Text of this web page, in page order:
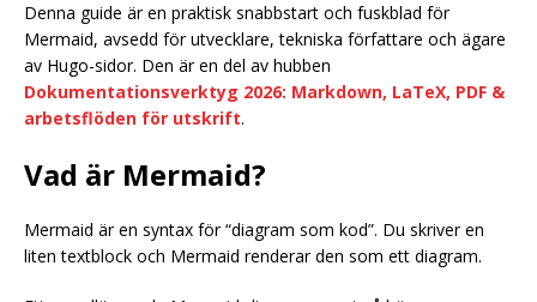
Denna guide är en praktisk snabbstart och fuskblad för
Mermaid, avsedd för utvecklare, tekniska författare och ägare
av Hugo-sidor. Den är en del av hubben
Dokumentationsverktyg 2026: Markdown, LaTeX, PDF &
arbetsflöden för utskrift.
Vad är Mermaid?
Mermaid är en syntax för “diagram som kod”. Du skriver en
liten textblock och Mermaid renderar den som ett diagram.